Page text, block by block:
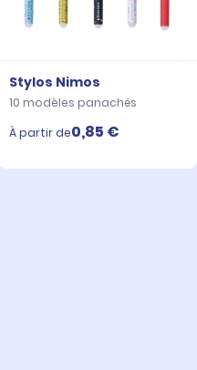
Stylos Nimos
10 modèles panachés
À partir de0,85 €